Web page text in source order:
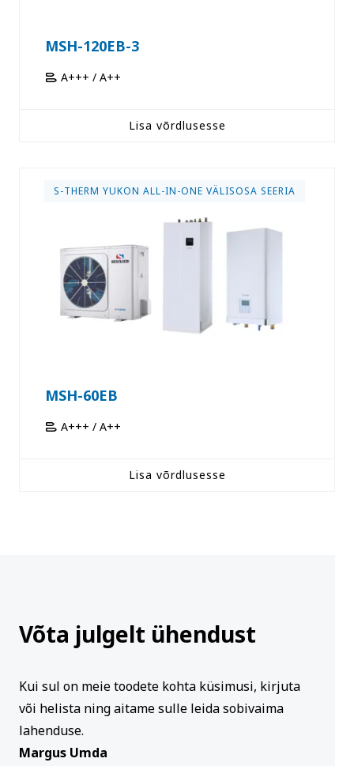
MSH-120EB-3
A+++ / A++
Lisa võrdlusesse
S-THERM YUKON ALL-IN-ONE VÄLISOSA SEERIA
MSH-60EB
A+++ / A++
Lisa võrdlusesse
Võta julgelt ühendust
Kui sul on meie toodete kohta küsimusi, kirjuta
või helista ning aitame sulle leida sobivaima
lahenduse.
Margus Umda